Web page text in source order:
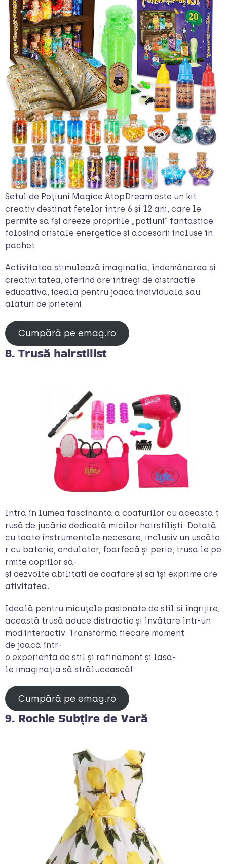
Setul de Poțiuni Magice AtopDream este un kit
creativ destinat fetelor între 6 și 12 ani, care le
permite să își creeze propriile „poțiuni” fantastice
folosind cristale energetice și accesorii incluse în
pachet.
Activitatea stimulează imaginația, îndemânarea și
creativitatea, oferind ore întregi de distracție
educativă, ideală pentru joacă individuală sau
alături de prieteni.
Cumpără pe emag.ro
8. Trusă hairstilist
Intră în lumea fascinantă a coafurilor cu această t
rusă de jucărie dedicată micilor hairstiliști. Dotată
cu toate instrumentele necesare, inclusiv un uscăto
r cu baterie, ondulator, foarfecă și perie, trusa le pe
rmite copiilor să-
și dezvolte abilități de coafare și să își exprime cre
ativitatea.
Ideală pentru micuțele pasionate de stil și îngrijire,
această trusă aduce distracție și învățare într-un
mod interactiv. Transformă fiecare moment
de joacă într-
o experiență de stil și rafinament și lasă-
le imaginația să strălucească!
Cumpără pe emag.ro
9. Rochie Subțire de Vară